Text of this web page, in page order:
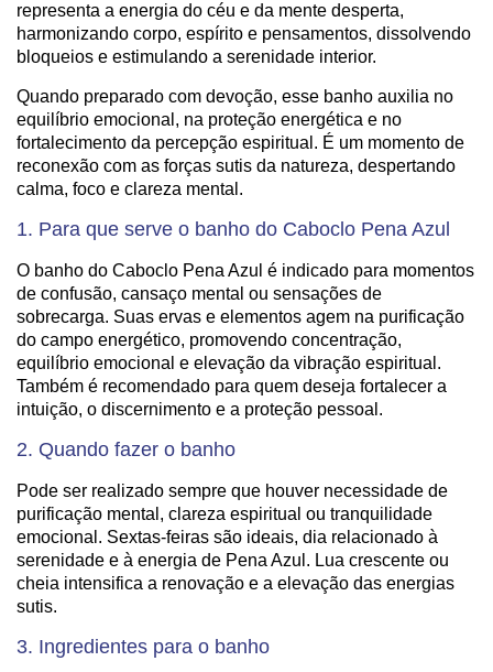
representa a energia do céu e da mente desperta,
harmonizando corpo, espírito e pensamentos, dissolvendo
bloqueios e estimulando a serenidade interior.
Quando preparado com devoção, esse banho auxilia no
equilíbrio emocional, na proteção energética e no
fortalecimento da percepção espiritual. É um momento de
reconexão com as forças sutis da natureza, despertando
calma, foco e clareza mental.
1. Para que serve o banho do Caboclo Pena Azul
O banho do Caboclo Pena Azul é indicado para momentos
de confusão, cansaço mental ou sensações de
sobrecarga. Suas ervas e elementos agem na purificação
do campo energético, promovendo concentração,
equilíbrio emocional e elevação da vibração espiritual.
Também é recomendado para quem deseja fortalecer a
intuição, o discernimento e a proteção pessoal.
2. Quando fazer o banho
Pode ser realizado sempre que houver necessidade de
purificação mental, clareza espiritual ou tranquilidade
emocional. Sextas-feiras são ideais, dia relacionado à
serenidade e à energia de Pena Azul. Lua crescente ou
cheia intensifica a renovação e a elevação das energias
sutis.
3. Ingredientes para o banho